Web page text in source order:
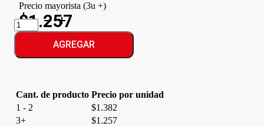
Precio mayorista (3u +)
$1.257
CANDELA
GLOBOS
SURTIDO
cantidad
AGREGAR
Cant. de producto Precio por unidad
1 - 2
$1.382
3+
$1.257